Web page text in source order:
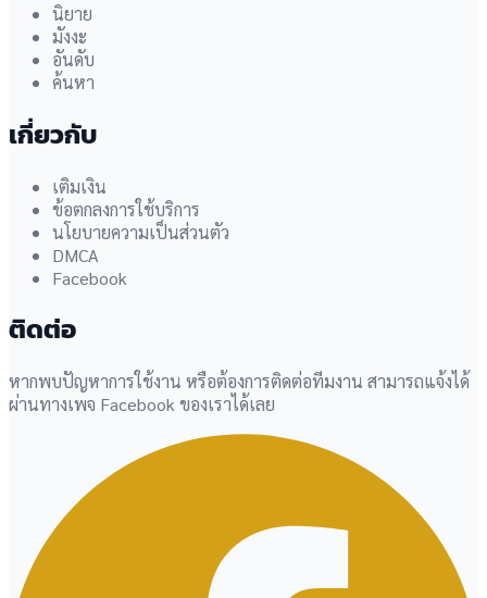
นิยาย
มังงะ
อันดับ
ค้นหา
เกี่ยวกับ
เติมเงิน
ข้อตกลงการใช้บริการ
นโยบายความเป็นส่วนตัว
DMCA
Facebook
ติดต่อ
หากพบปัญหาการใช้งาน หรือต้องการติดต่อทีมงาน สามารถแจ้งได้
ผ่านทางเพจ Facebook ของเราได้เลย